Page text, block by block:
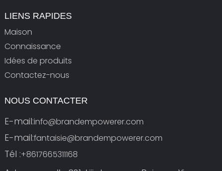
LIENS RAPIDES
Maison
Connaissance
Idées de produits
Contactez-nous
NOUS CONTACTER
E-mail:info@brandempowerer.com
E-mail:fantaisie@brandempowerer.com
Tél :+8617665311168